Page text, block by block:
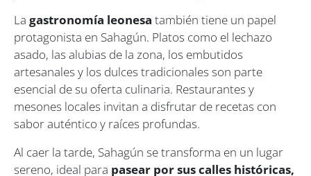
La gastronomía leonesa también tiene un papel
protagonista en Sahagún. Platos como el lechazo
asado, las alubias de la zona, los embutidos
artesanales y los dulces tradicionales son parte
esencial de su oferta culinaria. Restaurantes y
mesones locales invitan a disfrutar de recetas con
sabor auténtico y raíces profundas.
Al caer la tarde, Sahagún se transforma en un lugar
sereno, ideal para pasear por sus calles históricas,